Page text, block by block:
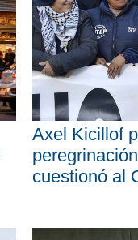
Axel Kicillof
cuestionó al